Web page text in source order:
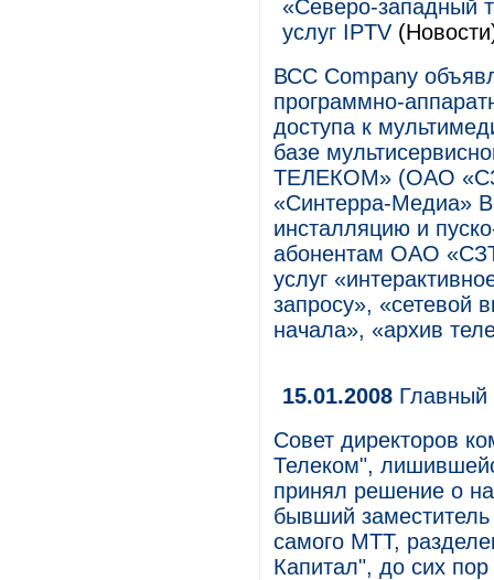
«Северо-западный
услуг IPTV
ВСС Company
программно-
доступа к
базе
ТЕЛЕКОМ» (ОАО
«Синтерра-Медиа»
инсталляцию и
абонентам ОАО
услуг
запросу», «сетевой
начала», «архив
15.01.2008
Совет директоров
Телеком",
принял решение о
бывший
самого МТТ,
Капитал", до сих